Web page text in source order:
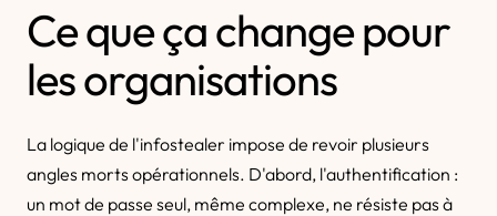
Ce que ça change pour
les organisations
La logique de l'infostealer impose de revoir plusieurs
angles morts opérationnels. D'abord, l'authentification :
un mot de passe seul, même complexe, ne résiste pas à